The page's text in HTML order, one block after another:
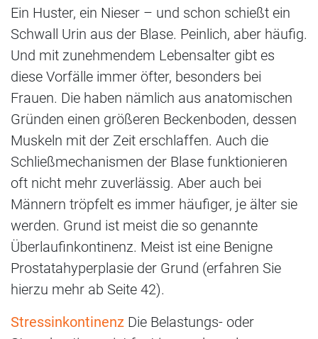
Ein Huster, ein Nieser – und schon schießt ein
Schwall Urin aus der Blase. Peinlich, aber häufig.
Und mit zunehmendem Lebensalter gibt es
diese Vorfälle immer öfter, besonders bei
Frauen. Die haben nämlich aus anatomischen
Gründen einen größeren Beckenboden, dessen
Muskeln mit der Zeit erschlaffen. Auch die
Schließmechanismen der Blase funktionieren
oft nicht mehr zuverlässig. Aber auch bei
Männern tröpfelt es immer häufiger, je älter sie
werden. Grund ist meist die so genannte
Überlaufinkontinenz. Meist ist eine Benigne
Prostatahyperplasie der Grund (erfahren Sie
hierzu mehr ab Seite 42).
Stressinkontinenz Die Belastungs- oder